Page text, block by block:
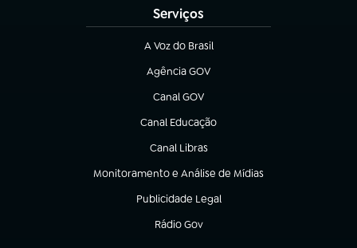
Serviços
A Voz do Brasil
(abre em nova aba)
Agência GOV
(abre em nova aba)
Canal GOV
(abre em nova aba)
Canal Educação
(abre em nova aba)
Canal Libras
(abre em nova aba)
Monitoramento e Análise de Mídias
(abre em nova aba)
Publicidade Legal
(abre em nova aba)
Rádio Gov
(abre em nova aba)